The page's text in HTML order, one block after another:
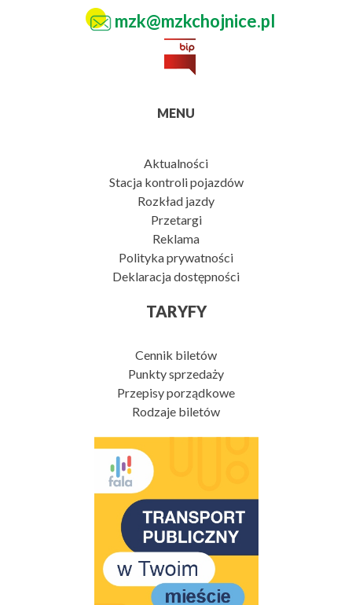
mzk@mzkchojnice.pl
MENU
Aktualności
Stacja kontroli pojazdów
Rozkład jazdy
Przetargi
Reklama
Polityka prywatności
Deklaracja dostępności
TARYFY
Cennik biletów
Punkty sprzedaży
Przepisy porządkowe
Rodzaje biletów